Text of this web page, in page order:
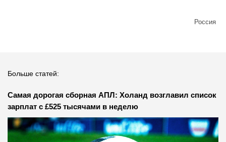
Россия
Больше статей:
Самая дорогая сборная АПЛ: Холанд возглавил список
зарплат с £525 тысячами в неделю